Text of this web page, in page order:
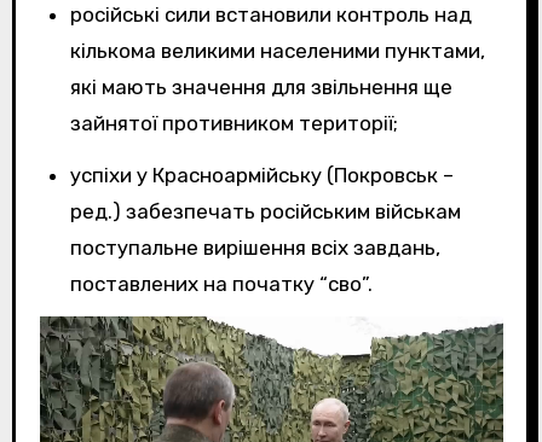
російські сили встановили контроль над
кількома великими населеними пунктами,
які мають значення для звільнення ще
зайнятої противником території;
успіхи у Красноармійську (Покровськ –
ред.) забезпечать російським військам
поступальне вирішення всіх завдань,
поставлених на початку “сво”.